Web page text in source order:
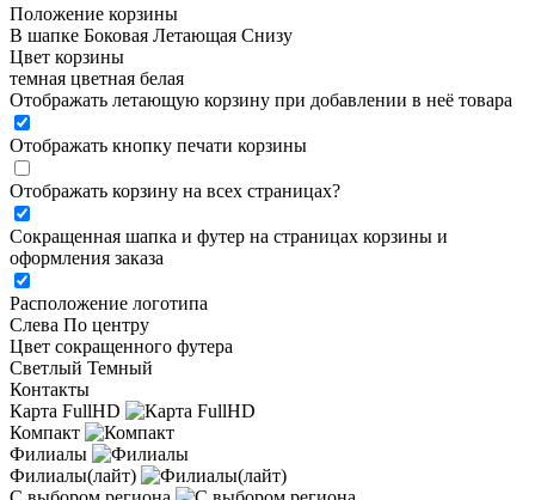
Положение корзины
В шапке Боковая Летающая Снизу
Цвет корзины
темная цветная белая
Отображать летающую корзину при добавлении в неё товара
Отображать кнопку печати корзины
Отображать корзину на всех страницах?
Сокращенная шапка и футер на страницах корзины и
оформления заказа
Расположение логотипа
Cлева По центру
Цвет сокращенного футера
Светлый Темный
Контакты
Карта FullHD
Компакт
Филиалы
Филиалы(лайт)